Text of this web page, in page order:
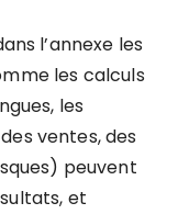
l’annexe les
les calculs
les
ventes, des
peuvent
et